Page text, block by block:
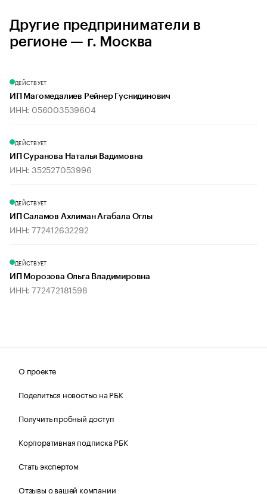
Другие предприниматели в
регионе — г. Москва
ДЕЙСТВУЕТ
ИП Магомедалиев Рейнер Гуснидинович
ИНН: 056003539604
ДЕЙСТВУЕТ
ИП Суранова Наталья Вадимовна
ИНН: 352527053996
ДЕЙСТВУЕТ
ИП Саламов Ахлиман Агабала Оглы
ИНН: 772412632292
ДЕЙСТВУЕТ
ИП Морозова Ольга Владимировна
ИНН: 772472181598
О проекте
Поделиться новостью на РБК
Получить пробный доступ
Корпоративная подписка РБК
Стать экспертом
Отзывы о вашей компании